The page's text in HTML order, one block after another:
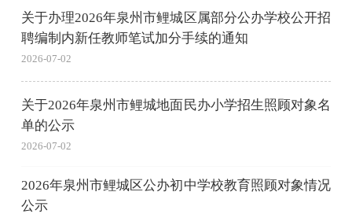
关于办理2026年泉州市鲤城区属部分公办学校公开招
聘编制内新任教师笔试加分手续的通知
2026-07-02
关于2026年泉州市鲤城地面民办小学招生照顾对象名
单的公示
2026-07-02
2026年泉州市鲤城区公办初中学校教育照顾对象情况
公示